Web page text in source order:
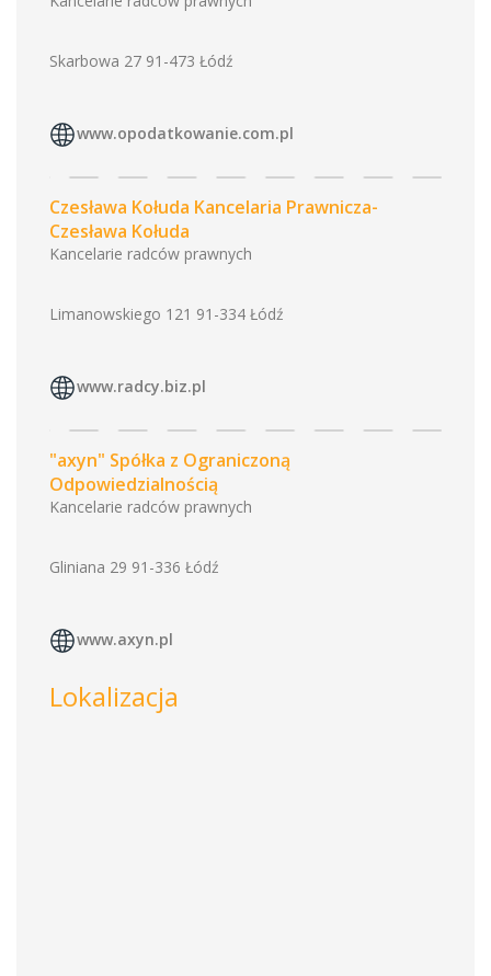
Skarbowa 27 91-473 Łódź
www.opodatkowanie.com.pl
Czesława Kołuda Kancelaria Prawnicza-
Czesława Kołuda
Kancelarie radców prawnych
Limanowskiego 121 91-334 Łódź
www.radcy.biz.pl
"axyn" Spółka z Ograniczoną
Odpowiedzialnością
Kancelarie radców prawnych
Gliniana 29 91-336 Łódź
www.axyn.pl
Lokalizacja